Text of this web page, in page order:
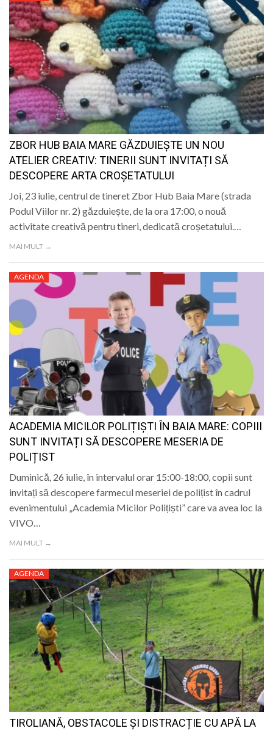
ZBOR HUB BAIA MARE GĂZDUIEȘTE UN NOU
ATELIER CREATIV: TINERII SUNT INVITAȚI SĂ
DESCOPERE ARTA CROȘETATULUI
Joi, 23 iulie, centrul de tineret Zbor Hub Baia Mare (strada
Podul Viilor nr. 2) găzduiește, de la ora 17:00, o nouă
activitate creativă pentru tineri, dedicată croșetatului.…
MAI MULT →
AGENDA
ACADEMIA MICILOR POLIȚIȘTI ÎN BAIA MARE: COPIII
SUNT INVITAȚI SĂ DESCOPERE MESERIA DE
POLIȚIST
Duminică, 26 iulie, în intervalul orar 15:00-18:00, copii sunt
invitați să descopere farmecul meseriei de polițist în cadrul
evenimentului „Academia Micilor Polițiști” care va avea loc la
VIVO…
MAI MULT →
AGENDA
TIROLIANĂ, OBSTACOLE ȘI DISTRACȚIE CU APĂ LA